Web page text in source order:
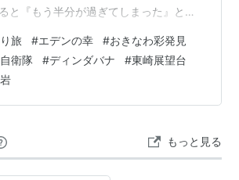
国内線
1,445
と『もう半分が過ぎてしまった』と思
目の朝を迎えると、いよいよこの旅も
だ・・って、まだ明日もあるのにねｗ
３日目の様子を、何枚かのスライドで
よう。 Villa エデンの幸 旅物語の朝食内
れとなる久…
旅 #エデンの幸 #おきなわ彩発見
自衛隊 #ディンダバナ #東崎展望台
もっと見る